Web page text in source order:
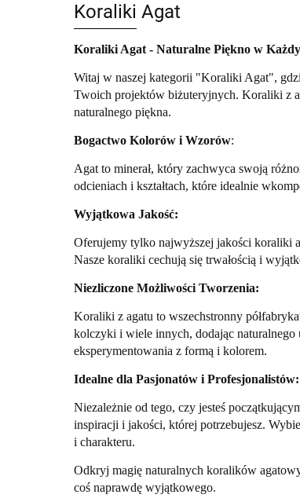
Koraliki Agat
Koraliki Agat - Naturalne Piękno w
Witaj w naszej kategorii "Koraliki Agat",
Twoich projektów biżuteryjnych. Koraliki z
naturalnego piękna.
Bogactwo Kolorów i Wzorów:
Agat to minerał, który zachwyca swoją
odcieniach i kształtach, które idealnie
Wyjątkowa Jakość:
Oferujemy tylko najwyższej jakości koraliki
Nasze koraliki cechują się trwałością i
Niezliczone Możliwości Tworzenia:
Koraliki z agatu to wszechstronny
kolczyki i wiele innych, dodając
eksperymentowania z formą i kolorem.
Idealne dla Pasjonatów i Profesjonalistów:
Niezależnie od tego, czy jesteś
inspiracji i jakości, której potrzebujesz.
i charakteru.
Odkryj magię naturalnych koralików
coś naprawdę wyjątkowego.